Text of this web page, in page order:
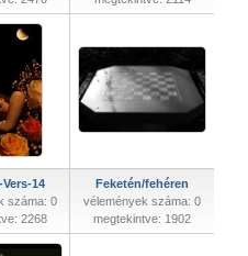
14
száma: 0
2268
Feketén/fehéren
vélemények száma: 0
megtekintve: 1902